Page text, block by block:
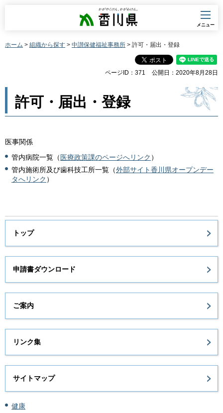
香川県
メニュー
ホーム > 組織から探す > 中讃保健福祉事務所 > 許可・届出・登録
ページID：371 公開日：2020年8月28日
許可・届出・登録
医事関係
管内病院一覧（ 医療政策課のページへリンク ）
管内施術所及び歯科技工所一覧（外部サイト香川県オープンデー
タへリンク ）
トップ
申請書ダウンロード
ご案内
リンク集
サイトマップ
健康